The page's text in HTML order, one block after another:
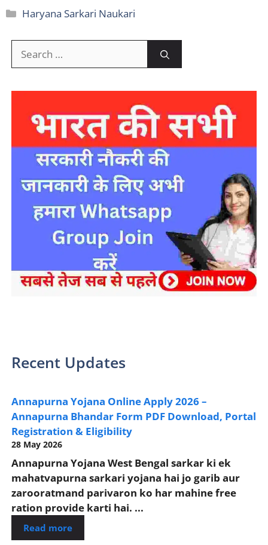
Categories
Haryana Sarkari Naukari
for:
Recent Updates
Annapurna Yojana Online Apply 2026 –
Annapurna Bhandar Form PDF Download, Portal
Registration & Eligibility
28 May 2026
Annapurna Yojana West Bengal sarkar ki ek
mahatvapurna sarkari yojana hai jo garib aur
zarooratmand parivaron ko har mahine free
ration provide karti hai. ...
Read more